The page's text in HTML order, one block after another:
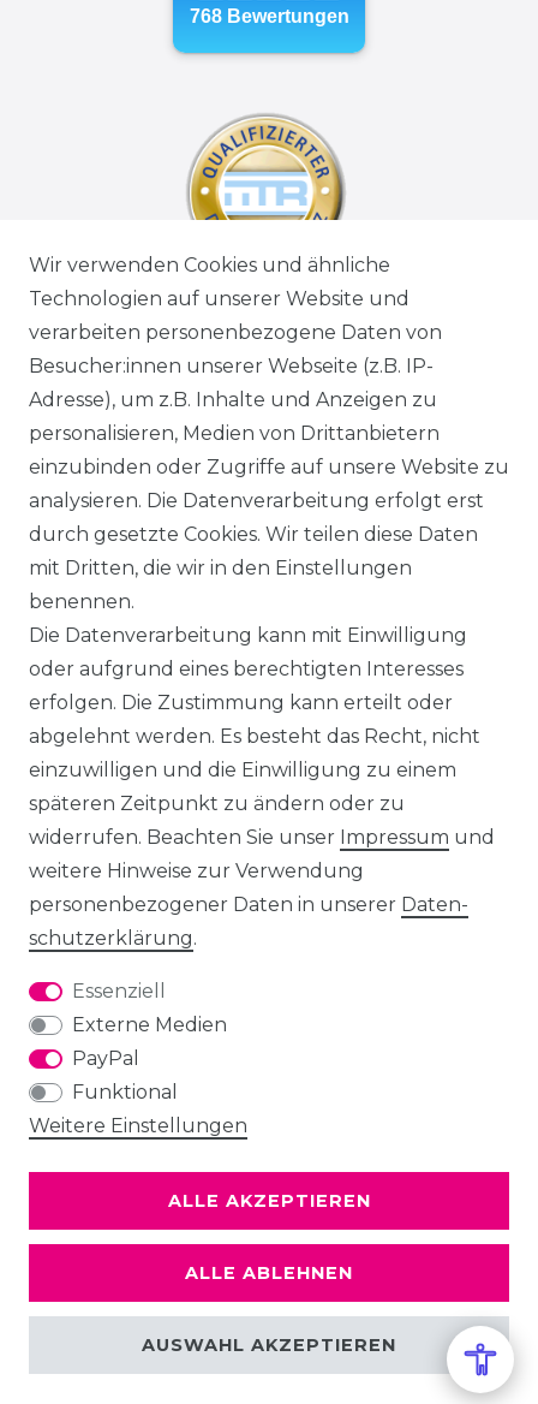
Wir verwenden Cookies und ähnliche
Technologien auf unserer Website und
verarbeiten personenbezogene Daten von
Besucher:innen unserer Webseite (z.B. IP-
Adresse), um z.B. Inhalte und Anzeigen zu
personalisieren, Medien von Drittanbietern
einzubinden oder Zugriffe auf unsere Website zu
analysieren. Die Datenverarbeitung erfolgt erst
durch gesetzte Cookies. Wir teilen diese Daten
mit Dritten, die wir in den Einstellungen
benennen.
Die Datenverarbeitung kann mit Einwilligung
oder aufgrund eines berechtigten Interesses
erfolgen. Die Zustimmung kann erteilt oder
abgelehnt werden. Es besteht das Recht, nicht
einzuwilligen und die Einwilligung zu einem
späteren Zeitpunkt zu ändern oder zu
widerrufen. Beachten Sie unser Impressum und
weitere Hinweise zur Verwendung
personenbezogener Daten in unserer Daten­
schutz­erklärung.
Essenziell
Externe Medien
PayPal
Funktional
Weitere Einstellungen
ALLE AKZEPTIEREN
ALLE ABLEHNEN
AUSWAHL AKZEPTIEREN